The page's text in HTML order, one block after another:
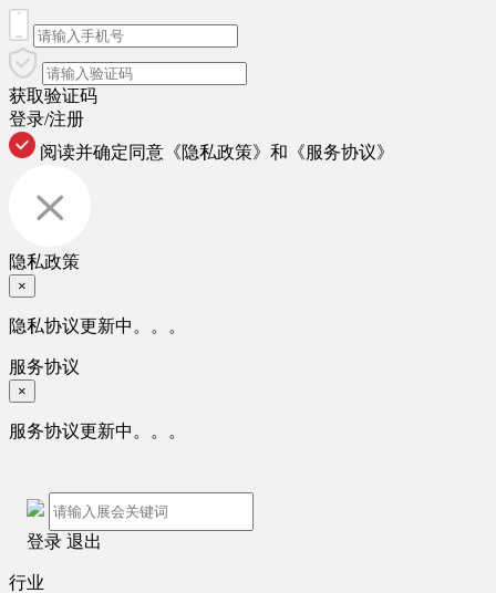
获取验证码
登录/注册
阅读并确定同意 《隐私政策》 和 《服务协议》
隐私政策
×
隐私协议更新中。。。
服务协议
×
服务协议更新中。。。
登录 退出
行业